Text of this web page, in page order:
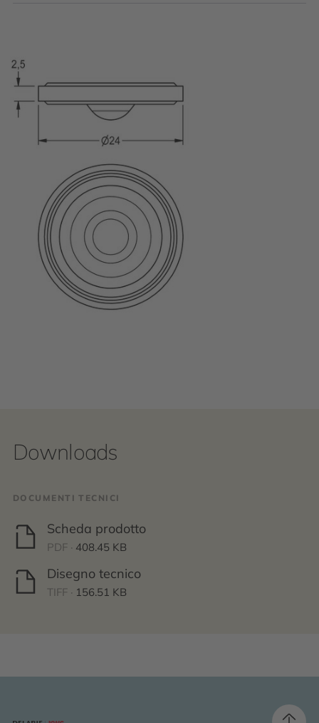
Downloads
DOCUMENTI TECNICI
Scheda prodotto
PDF · 408.45 KB
Disegno tecnico
TIFF · 156.51 KB